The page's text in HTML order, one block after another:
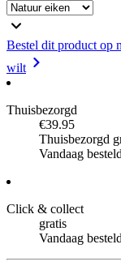
Bestel dit product op
wilt
Thuisbezorgd
€39.95
Thuisbezorgd
Vandaag
Click & collect
gratis
Vandaag